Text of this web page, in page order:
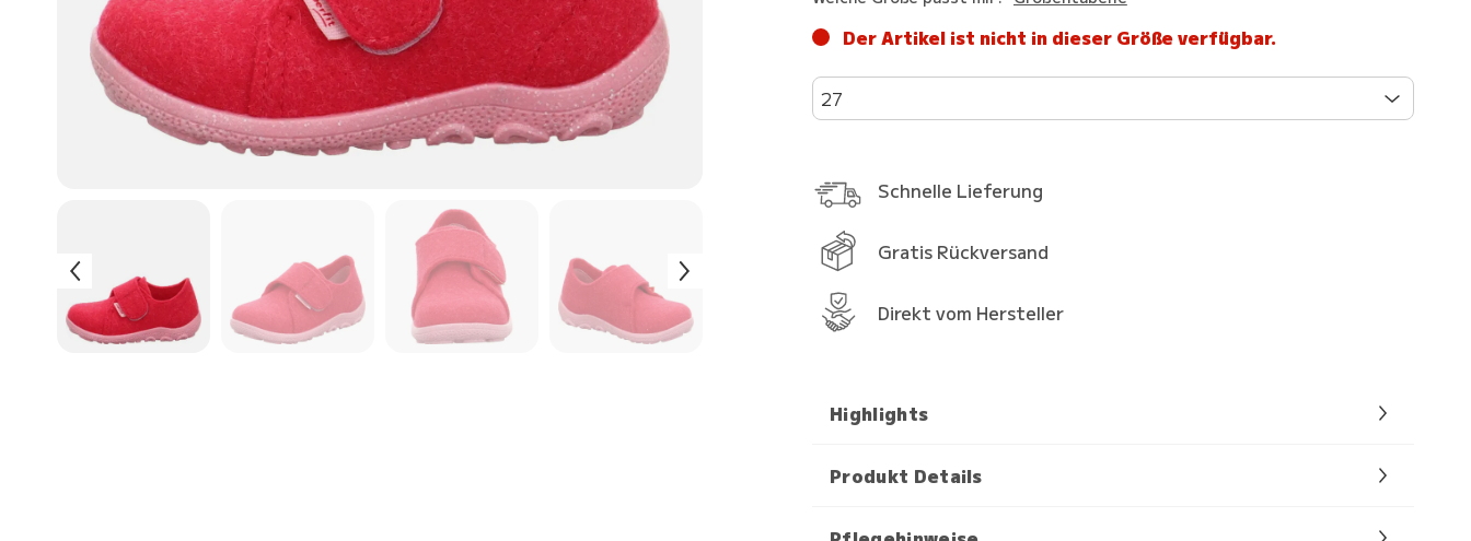
Der Artikel ist nicht in dieser Größe verfügbar.
27
Schnelle Lieferung
Gratis Rückversand
Direkt vom Hersteller
Highlights
Produkt Details